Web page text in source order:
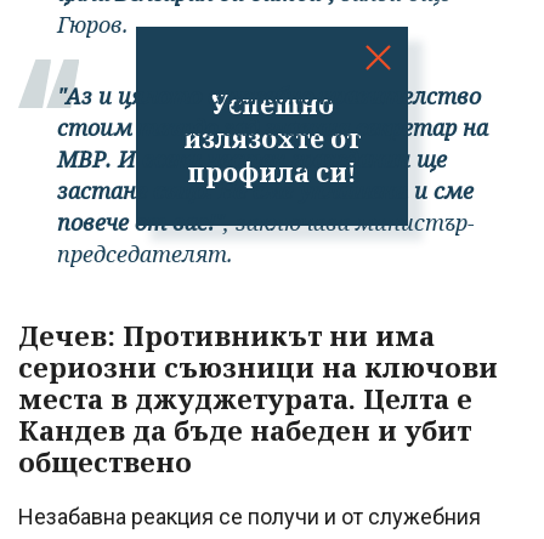
Успешно
излязохте от
профила си!
Гюров.
"Аз и цялото служебно правителство
стоим твърдо зад главния секретар на
МВР. И всеки честен гражданин ще
застане също. Не сме уплашени и сме
повече от вас!", заключава министър-
председателят.
Дечев: Противникът ни има
сериозни съюзници на ключови
места в джуджетурата. Целта е
Кандев да бъде набеден и убит
обществено
Незабавна реакция се получи и от служебния